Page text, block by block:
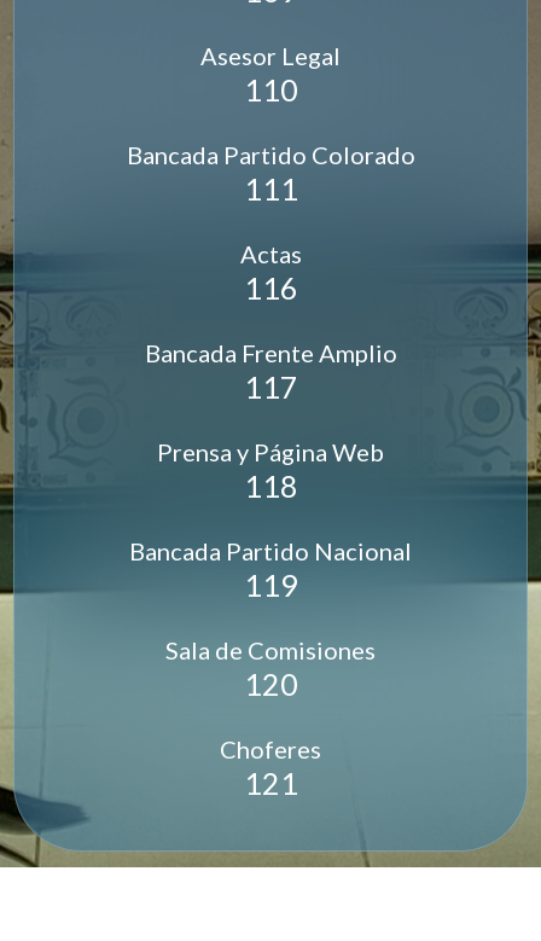
Asesor Legal
110
Bancada Partido Colorado
111
Actas
116
Bancada Frente Amplio
117
Prensa y Página Web
118
Bancada Partido Nacional
119
Sala de Comisiones
120
Choferes
121